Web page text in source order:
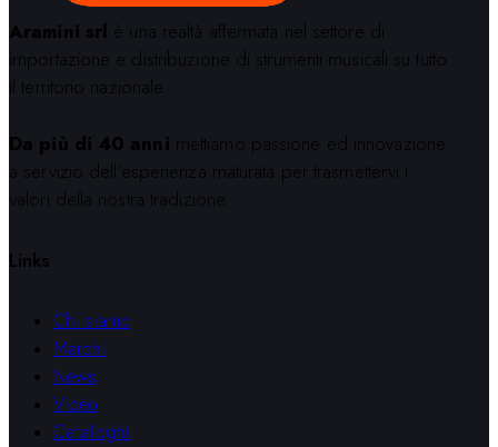
Aramini srl è una realtà affermata nel settore di
importazione e distribuzione di strumenti musicali su tutto
il territorio nazionale.
Da più di 40 anni mettiamo passione ed innovazione
a servizio dell’esperienza maturata per trasmettervi i
valori della nostra tradizione.
Links
Chi siamo
Marchi
News
Video
Cataloghi